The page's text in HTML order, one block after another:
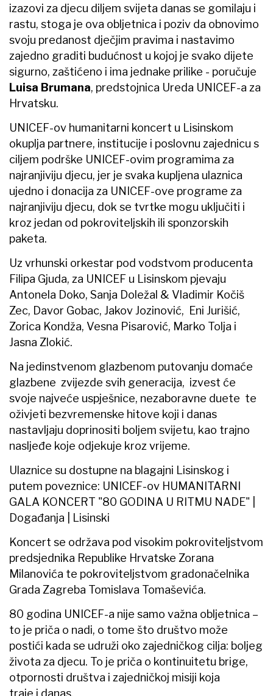
izazovi za djecu diljem svijeta danas se gomilaju i
rastu, stoga je ova obljetnica i poziv da obnovimo
svoju predanost dječjim pravima i nastavimo
zajedno graditi budućnost u kojoj je svako dijete
sigurno, zaštićeno i ima jednake prilike - poručuje
Luisa Brumana, predstojnica Ureda UNICEF-a za
Hrvatsku.
UNICEF-ov humanitarni koncert u Lisinskom
okuplja partnere, institucije i poslovnu zajednicu s
ciljem podrške UNICEF-ovim programima za
najranjiviju djecu, jer je svaka kupljena ulaznica
ujedno i donacija za UNICEF-ove programe za
najranjiviju djecu, dok se tvrtke mogu uključiti i
kroz jedan od pokroviteljskih ili sponzorskih
paketa.
Uz vrhunski orkestar pod vodstvom producenta
Filipa Gjuda, za UNICEF u Lisinskom pjevaju
Antonela Doko, Sanja Doležal & Vladimir Kočiš
Zec, Davor Gobac, Jakov Jozinović, Eni Jurišić,
Zorica Kondža, Vesna Pisarović, Marko Tolja i
Jasna Zlokić.
Na jedinstvenom glazbenom putovanju domaće
glazbene zvijezde svih generacija, izvest će
svoje najveće uspješnice, nezaboravne duete te
oživjeti bezvremenske hitove koji i danas
nastavljaju doprinositi boljem svijetu, kao trajno
nasljeđe koje odjekuje kroz vrijeme.
Ulaznice su dostupne na blagajni Lisinskog i
putem poveznice: UNICEF-ov HUMANITARNI
GALA KONCERT "80 GODINA U RITMU NADE" |
Događanja | Lisinski
Koncert se održava pod visokim pokroviteljstvom
predsjednika Republike Hrvatske Zorana
Milanovića te pokroviteljstvom gradonačelnika
Grada Zagreba Tomislava Tomaševića.
80 godina UNICEF-a nije samo važna obljetnica –
to je priča o nadi, o tome što društvo može
postići kada se udruži oko zajedničkog cilja: boljeg
života za djecu. To je priča o kontinuitetu brige,
otpornosti društva i zajedničkoj misiji koja
traje i danas.